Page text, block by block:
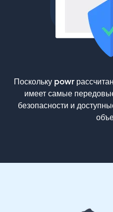
Поскольку powr
имеет самые
безопасности и